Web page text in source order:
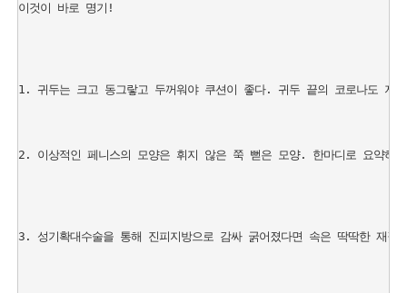
이것이 바로 명기!
1. 귀두는 크고 동그랗고 두꺼워야 쿠션이 좋다. 귀두 끝의 코로나도 지
2. 이상적인 페니스의 모양은 휘지 않은 쭉 뻗은 모양. 한마디로 요약하
3. 성기확대수술을 통해 진피지방으로 감싸 굵어졌다면 속은 딱딱한 재